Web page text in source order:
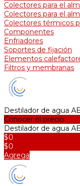
Colectores para el
Colectores para el
Colectores térmicos
Componentes
Enfriadores
Soportes de fijación
Elementos
Filtros y membranas
Destilador de agua
Conocer el precio
Destilador de agua
$0
$0
Agrega